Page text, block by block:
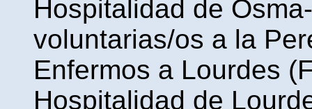
Hospitalidad de
voluntarias/os a la
Enfermos a Lourdes
Hospitalidad de